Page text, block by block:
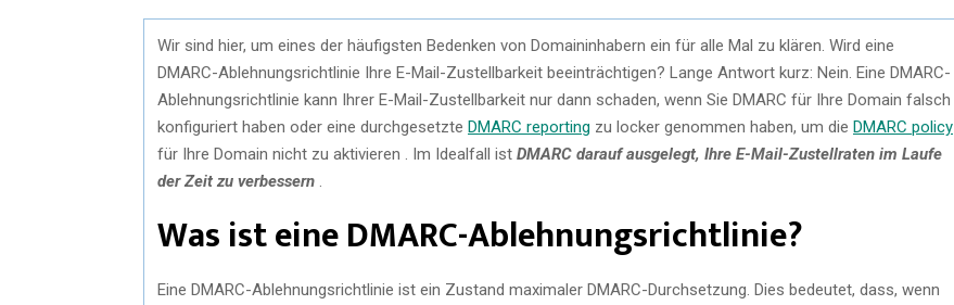
Wir sind hier, um eines der häufigsten Bedenken von Domaininhabern ein für alle Mal zu klären. Wird eine
DMARC-Ablehnungsrichtlinie Ihre E-Mail-Zustellbarkeit beeinträchtigen? Lange Antwort kurz: Nein. Eine DMARC-
Ablehnungsrichtlinie kann Ihrer E-Mail-Zustellbarkeit nur dann schaden, wenn Sie DMARC für Ihre Domain falsch
konfiguriert haben oder eine durchgesetzte DMARC reporting zu locker genommen haben, um die DMARC policy
für Ihre Domain nicht zu aktivieren . Im Idealfall ist DMARC darauf ausgelegt, Ihre E-Mail-Zustellraten im Laufe
der Zeit zu verbessern
Was ist eine DMARC-Ablehnungsrichtlinie?
Eine DMARC-Ablehnungsrichtlinie ist ein Zustand maximaler DMARC-Durchsetzung. Dies bedeutet, dass, wenn